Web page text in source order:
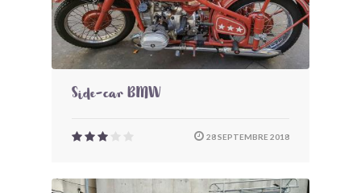
Side-car BMW
28 SEPTEMBRE 2018